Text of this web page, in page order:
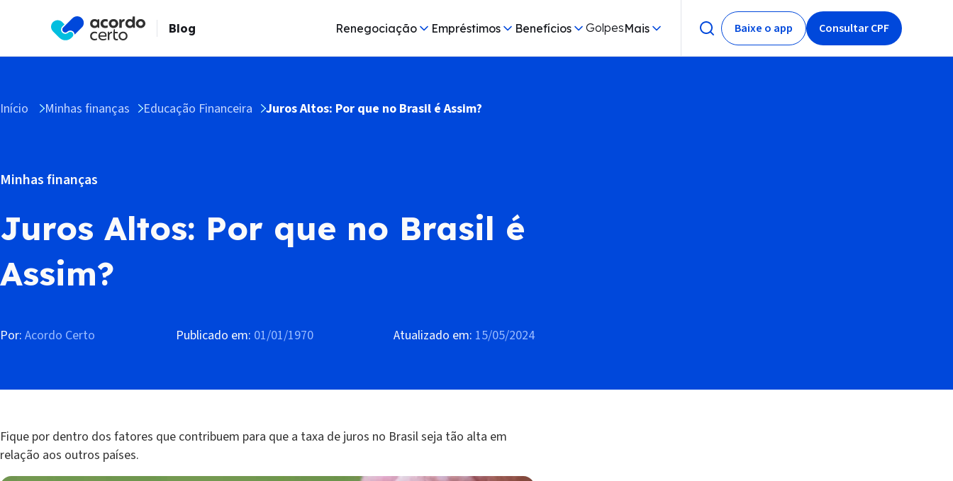
Blog Renegociação Empréstimos Benefícios GolpesMais Baixe o app Consultar CPF
Início Minhas finanças Educação Financeira Juros Altos: Por que no Brasil é Assim?
Minhas finanças
Juros Altos: Por que no Brasil é
Assim?
Por: Acordo Certo Publicado em: 01/01/1970 Atualizado em: 15/05/2024
Fique por dentro dos fatores que contribuem para que a taxa de juros no Brasil seja tão alta em
relação aos outros países.